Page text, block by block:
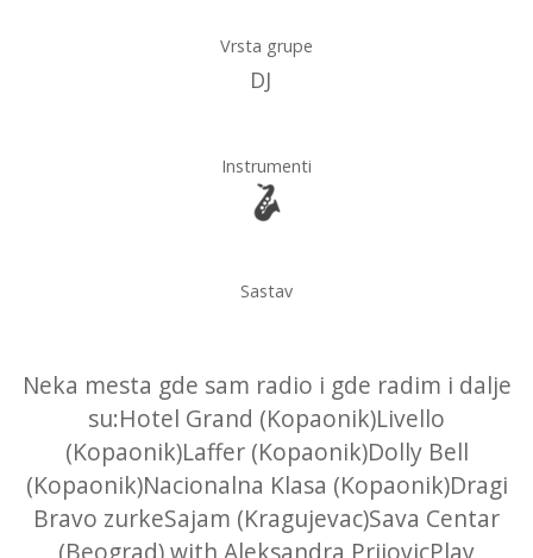
Vrsta grupe
DJ
Instrumenti
Sastav
Neka mesta gde sam radio i gde radim i dalje
su:Hotel Grand (Kopaonik)Livello
(Kopaonik)Laffer (Kopaonik)Dolly Bell
(Kopaonik)Nacionalna Klasa (Kopaonik)Dragi
Bravo zurkeSajam (Kragujevac)Sava Centar
(Beograd) with Aleksandra PrijovicPlay